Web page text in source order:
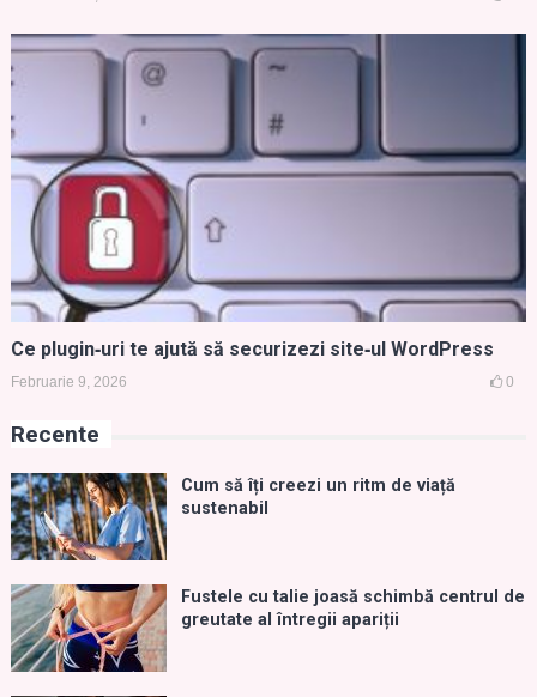
Ce plugin‑uri te ajută să securizezi site‑ul WordPress
Februarie 9, 2026 0
Recente
Cum să îți creezi un ritm de viață
sustenabil
Fustele cu talie joasă schimbă centrul de
greutate al întregii apariții